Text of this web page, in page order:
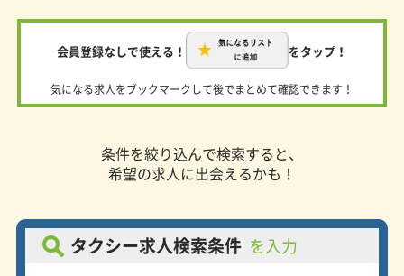
を迎えることでしたが、フジタクシー
グループでは会社経営に携わる役職者
への昇進チャンスがあるのです。なん
と入社1年で課長になった方も！ 将来
性があって安定した就業のため、意欲
をもって生き生きと仕事をしていただ
ーがあります。 現在女性乗務員も活
躍中！更衣室・ロッカーはきちんと男
女別となっています。 女性乗務員に
合った働き方を選択出来るので、無理
なく、効率よく勤務出来ますよ。
会員登録なしで使える！ をタップ！
気になる求人をブックマークして後でまとめて確認できます！
条件を絞り込んで検索すると、
希望の求人に出会えるかも！
タクシー求人検索条件 を入力